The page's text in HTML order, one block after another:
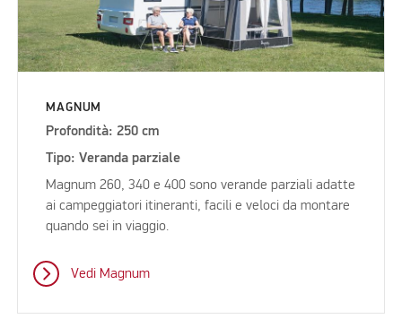
MAGNUM
Profondità: 250 cm
Tipo: Veranda parziale
Magnum 260, 340 e 400 sono verande parziali adatte
ai campeggiatori itineranti, facili e veloci da montare
quando sei in viaggio.
Vedi Magnum